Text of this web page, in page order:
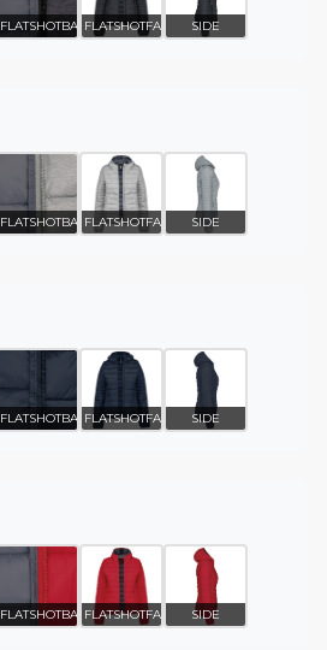
FLATSHOTBACKFLATSHOTFACE SIDE
FLATSHOTBACKFLATSHOTFACE SIDE
FLATSHOTBACKFLATSHOTFACE SIDE
FLATSHOTBACKFLATSHOTFACE SIDE